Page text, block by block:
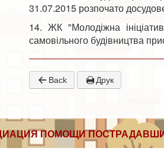
31.07.2015 розпочато
14. ЖК "Молодіжна
самовільного будівництва
Back Друк
ПОМОЩИ